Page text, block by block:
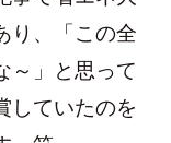
り、「この全
～」と思って
していたのを